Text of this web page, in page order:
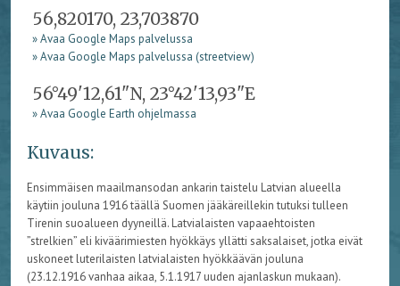
56,820170, 23,703870
» Avaa Google Maps palvelussa
» Avaa Google Maps palvelussa (streetview)
56°49'12,61"N, 23°42'13,93"E
» Avaa Google Earth ohjelmassa
Kuvaus:
Ensimmäisen maailmansodan ankarin taistelu Latvian alueella
käytiin jouluna 1916 täällä Suomen jääkäreillekin tutuksi tulleen
Tirenin suoalueen dyyneillä. Latvialaisten vapaaehtoisten
”strelkien” eli kiväärimiesten hyökkäys yllätti saksalaiset, jotka eivät
uskoneet luterilaisten latvialaisten hyökkäävän jouluna
(23.12.1916 vanhaa aikaa, 5.1.1917 uuden ajanlaskun mukaan).